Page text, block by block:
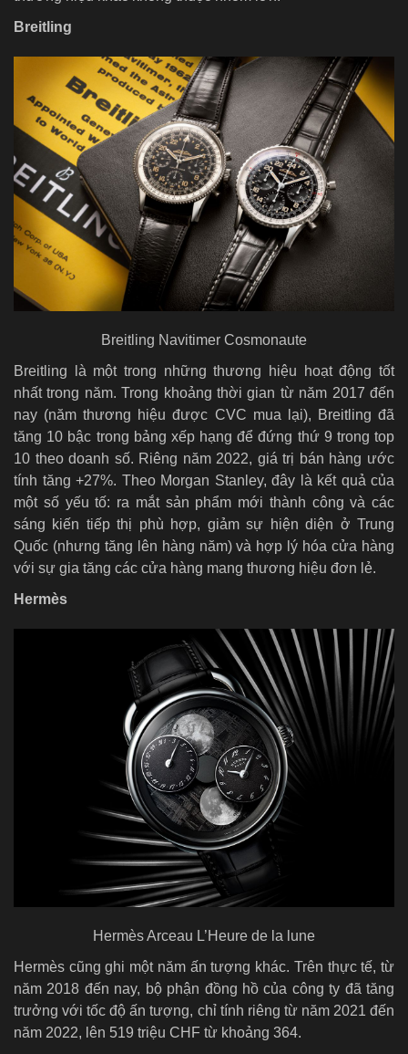
Breitling
Breitling Navitimer Cosmonaute
Breitling là một trong những thương hiệu hoạt động tốt
nhất trong năm. Trong khoảng thời gian từ năm 2017 đến
nay (năm thương hiệu được CVC mua lại), Breitling đã
tăng 10 bậc trong bảng xếp hạng để đứng thứ 9 trong top
10 theo doanh số. Riêng năm 2022, giá trị bán hàng ước
tính tăng +27%. Theo Morgan Stanley, đây là kết quả của
một số yếu tố: ra mắt sản phẩm mới thành công và các
sáng kiến tiếp thị phù hợp, giảm sự hiện diện ở Trung
Quốc (nhưng tăng lên hàng năm) và hợp lý hóa cửa hàng
với sự gia tăng các cửa hàng mang thương hiệu đơn lẻ.
Hermès
Hermès Arceau L’Heure de la lune
Hermès cũng ghi một năm ấn tượng khác. Trên thực tế, từ
năm 2018 đến nay, bộ phận đồng hồ của công ty đã tăng
trưởng với tốc độ ấn tượng, chỉ tính riêng từ năm 2021 đến
năm 2022, lên 519 triệu CHF từ khoảng 364.